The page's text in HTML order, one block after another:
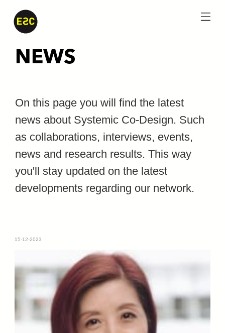
NEWS
On this page you will find the latest
news about Systemic Co-Design. Such
as collaborations, interviews, events,
news and research results. This way
you'll stay updated on the latest
developments regarding our network.
15-12-2023